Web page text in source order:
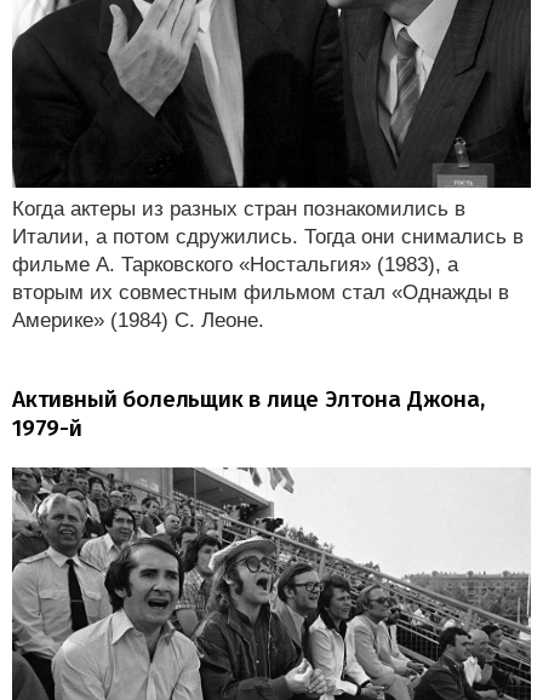
Когда актеры из разных стран познакомились в
Италии, а потом сдружились. Тогда они снимались в
фильме А. Тарковского «Ностальгия» (1983), а
вторым их совместным фильмом стал «Однажды в
Америке» (1984) С. Леоне.
Активный болельщик в лице Элтона Джона,
1979-й